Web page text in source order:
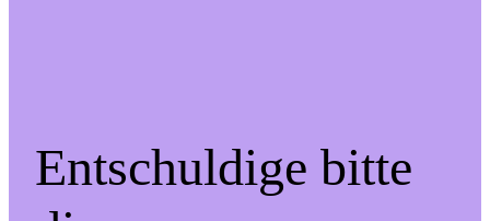
Entschuldige bitte